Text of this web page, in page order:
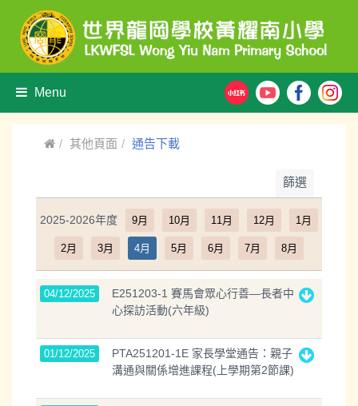
Menu
其他頁面 通告下載
篩選
2025-2026年度 9月 10月 11月 12月 1月
2月 3月 4月 5月 6月 7月 8月
04/12/2025
E251203-1 賽馬會眾心行善—長者中
心探訪活動(六年級)
01/12/2025
PTA251201-1E 家長學堂通告：親子
溝通與關係增進課程(上學期第2節課)